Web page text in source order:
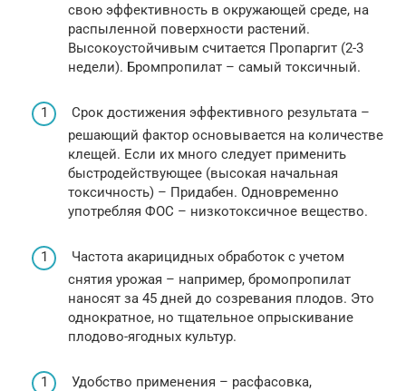
свою эффективность в окружающей среде, на
распыленной поверхности растений.
Высокоустойчивым считается Пропаргит (2-3
недели). Бромпропилат – самый токсичный.
Срок достижения эффективного результата –
решающий фактор основывается на количестве
клещей. Если их много следует применить
быстродействующее (высокая начальная
токсичность) – Придабен. Одновременно
употребляя ФОС – низкотоксичное вещество.
Частота акарицидных обработок с учетом
снятия урожая – например, бромопропилат
наносят за 45 дней до созревания плодов. Это
однократное, но тщательное опрыскивание
плодово-ягодных культур.
Удобство применения – расфасовка,